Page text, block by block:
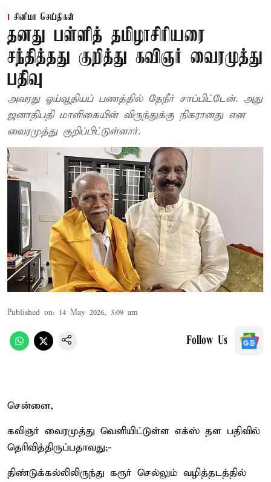
சினிமா செய்திகள்
தனது பள்ளித் தமிழாசிரியரை
சந்தித்தது குறித்து கவிஞர் வைரமுத்து
பதிவு
அவரது ஓய்வூதியப் பணத்தில் தேநீர் சாப்பிட்டேன். அது
ஜனாதிபதி மாளிகையின் விருந்துக்கு நிகரானது என
வைரமுத்து குறிப்பிட்டுள்ளார்.
Published on: 14 May 2026, 3:09 am
Follow Us
சென்னை,
கவிஞர் வைரமுத்து வெளியிட்டுள்ள எக்ஸ் தள பதிவில்
தெரிவித்திருப்பதாவது;-
திண்டுக்கல்லிலிருந்து கரூர் செல்லும் வழித்தடத்தில்